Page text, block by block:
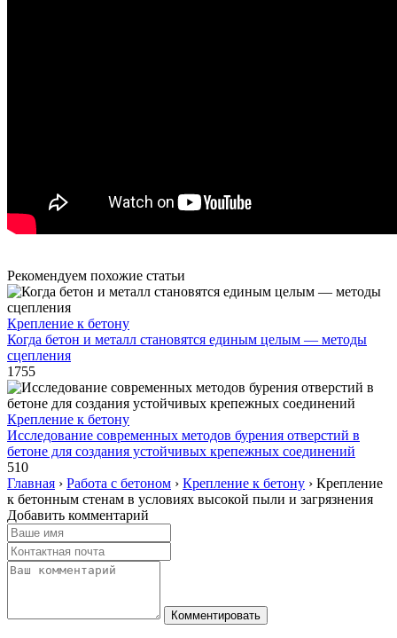
Рекомендуем похожие статьи
Крепление к бетону
Когда бетон и металл становятся единым целым — методы
сцепления
1755
Крепление к бетону
Исследование современных методов бурения отверстий в
бетоне для создания устойчивых крепежных соединений
510
Главная › Работа с бетоном › Крепление к бетону › Крепление
к бетонным стенам в условиях высокой пыли и загрязнения
Добавить комментарий